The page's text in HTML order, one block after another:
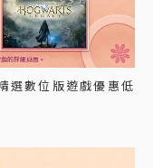
數位版遊戲優惠低